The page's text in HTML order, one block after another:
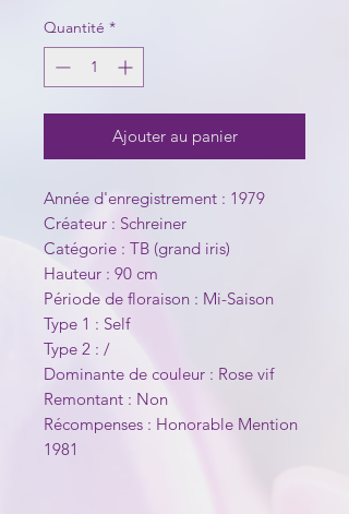
Quantité *
Ajouter au panier
Année d'enregistrement : 1979
Créateur : Schreiner
Catégorie : TB (grand iris)
Hauteur : 90 cm
Période de floraison : Mi-Saison
Type 1 : Self
Type 2 : /
Dominante de couleur : Rose vif
Remontant : Non
Récompenses : Honorable Mention
1981